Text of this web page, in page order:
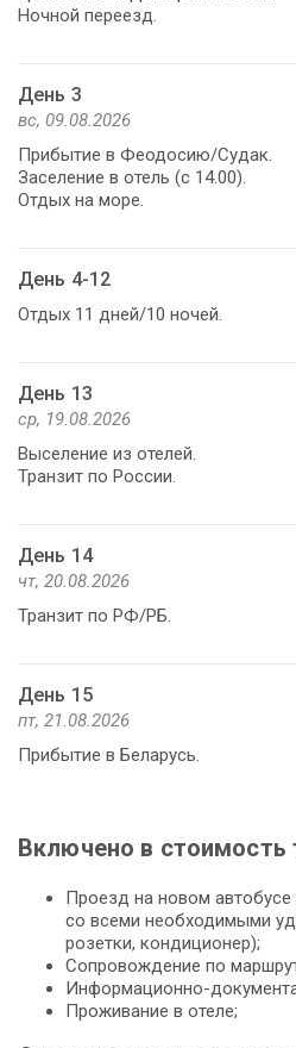
Ночной переезд.
День 3
вс, 09.08.2026
Прибытие в Феодосию/Судак.
Заселение в отель (с 14.00).
Отдых на море.
День 4-12
Отдых 11 дней/10 ночей.
День 13
ср, 19.08.2026
Выселение из отелей.
Транзит по России.
День 14
чт, 20.08.2026
Транзит по РФ/РБ.
День 15
пт, 21.08.2026
Прибытие в Беларусь.
Включено в стоимость
Проезд на новом автобусе
со всеми необходимыми
розетки, кондиционер);
Сопровождение по
Информационно-
Проживание в отеле;